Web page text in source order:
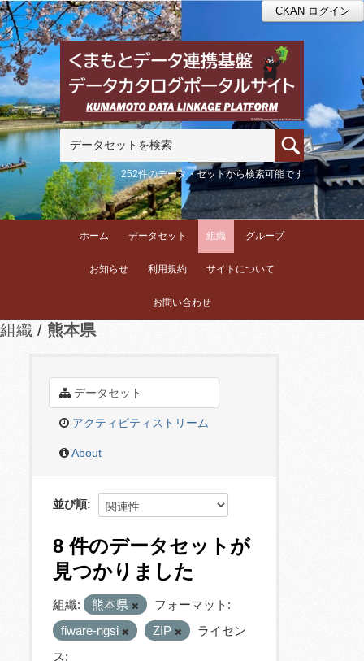
CKAN ログイン
252件のデータ・セットから検索可能です
ホーム データセット 組織 グループ
お知らせ 利用規約 サイトについて
お問い合わせ
組織 熊本県
データセット
アクティビティストリーム
About
並び順
8 件のデータセットが
見つかりました
組織: 熊本県
フォーマット:
fiware-ngsi
ZIP
ライセン
ス: